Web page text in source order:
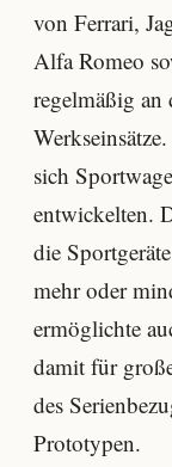
von Ferrari,
Alfa Romeo
regelmäßig an
sich
entwickelten.
die
mehr oder
ermöglichte
damit für
des
Prototypen.